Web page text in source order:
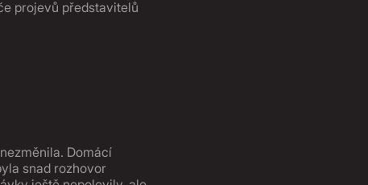
projevů představitelů
Domácí
snad rozhovor